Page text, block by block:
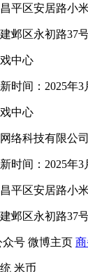
平区安居路小
邺区永初路37
中心
时间：2025年3
中心
络科技有限公
时间：2025年3
平区安居路小
邺区永初路37
众号 微博主页
米币